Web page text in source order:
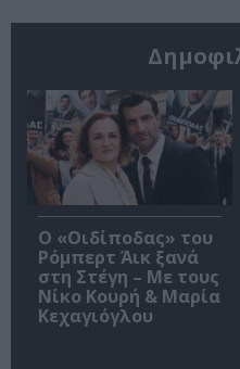
O «Οιδίποδας» του
Ρόμπερτ Άικ ξανά
στη Στέγη – Με τους
Νίκο Κουρή & Μαρία
Κεχαγιόγλου